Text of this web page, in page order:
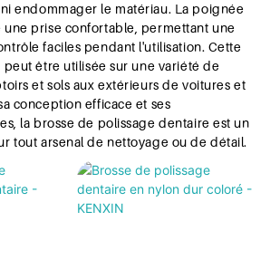
endommager le matériau. La poignée
prise confortable, permettant une
faciles pendant l'utilisation. Cette
être utilisée sur une variété de
et sols aux extérieurs de voitures et
conception efficace et ses
la brosse de polissage dentaire est un
tout arsenal de nettoyage ou de détail.